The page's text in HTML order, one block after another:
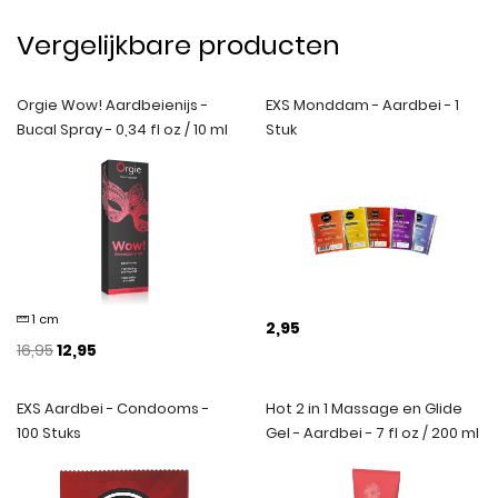
Vergelijkbare producten
Orgie Wow! Aardbeienijs -
Bucal Spray - 0,34 fl oz / 10 ml
1 cm
16,9512,95
EXS Monddam - Aardbei - 1
Stuk
2,95
EXS Aardbei - Condooms -
100 Stuks
Hot 2 in 1 Massage en Glide
Gel - Aardbei - 7 fl oz / 200 ml